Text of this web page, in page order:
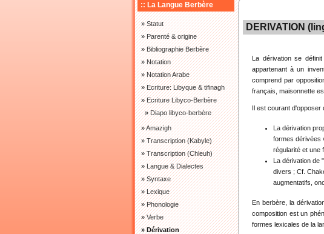
:: La Langue Berbère
»Statut
»Parenté & origine
»Bibliographie Berbère
»Notation
»Notation Arabe
»Ecriture: Libyque & tifinagh
»Ecriture Libyco-Berbère
»Diapo libyco-berbère
»Amazigh
»Transcription (Kabyle)
»Transcription (Chleuh)
»Langue & Dialectes
»Syntaxe
»Lexique
»Phonologie
»Verbe
» Dérivation
DERIVATION
La dérivation se
appartenant à un
comprend par
français, maisonnette
Il est courant d'opposer
La dérivation
formes dérivées
régularité et une
La dérivation de
divers ; Cf.
augmentatifs,
En berbère, la
composition est un
formes lexicales de la